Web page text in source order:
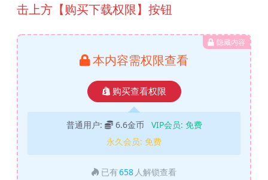
击上方【购买下载权限】按钮
隐藏内容
本内容需权限查看
购买查看权限
普通用户: 6.6金币 VIP会员: 免费
永久会员: 免费
已有658 人解锁查看